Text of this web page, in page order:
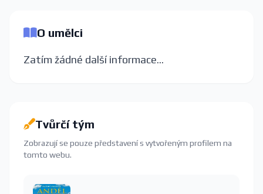
O umělci
Zatím žádné další informace...
Tvůrčí tým
Zobrazují se pouze představení s vytvořeným profilem na
tomto webu.